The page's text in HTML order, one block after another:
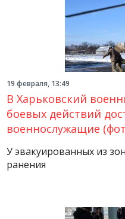
19 февраля, 13:49
В Харьковский
боевых действий
военнослужащие
У эвакуированных из
ранения